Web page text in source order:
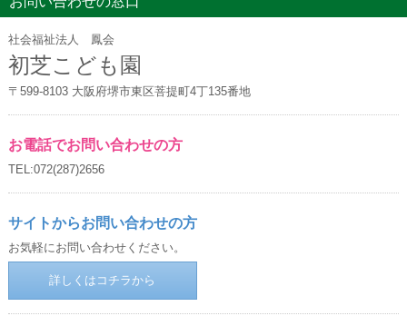
社会福祉法人 鳳会
初芝こども園
〒599-8103 大阪府堺市東区菩提町4丁135番地
お電話でお問い合わせの方
TEL:072(287)2656
サイトからお問い合わせの方
お気軽にお問い合わせください。
詳しくはコチラから